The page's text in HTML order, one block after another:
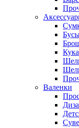
Валенки